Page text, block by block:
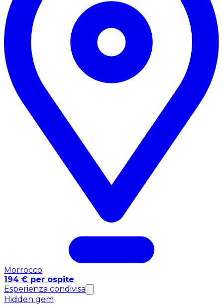
Morrocco
194 € per ospite
Esperienza condivisa
Hidden gem